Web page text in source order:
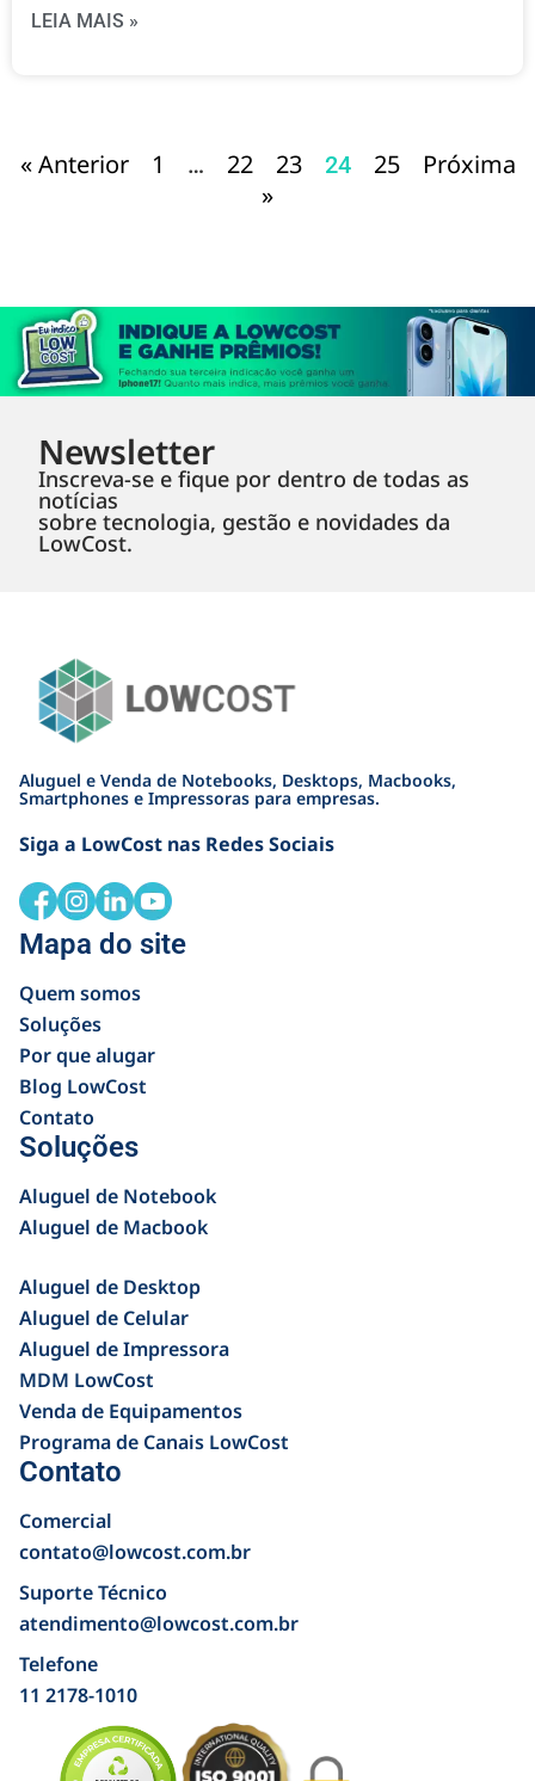
LEIA MAIS »
« Anterior 1 … 22 23 24 25
Próxima
»
Newsletter
Inscreva-se e fique por dentro de todas as
notícias
sobre tecnologia, gestão e novidades da
LowCost.
Aluguel e Venda de Notebooks, Desktops, Macbooks,
Smartphones e Impressoras para empresas.
Siga a LowCost nas Redes Sociais
Mapa do site
Quem somos
Soluções
Por que alugar
Blog LowCost
Contato
Soluções
Aluguel de Notebook
Aluguel de Macbook
Aluguel de Desktop
Aluguel de Celular
Aluguel de Impressora
MDM LowCost
Venda de Equipamentos
Programa de Canais LowCost
Contato
Comercial
contato@lowcost.com.br
Suporte Técnico
atendimento@lowcost.com.br
Telefone
11 2178-1010